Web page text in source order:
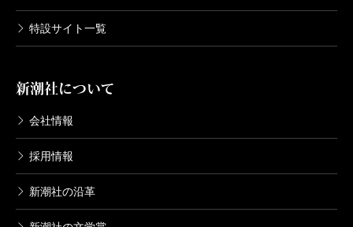
特設サイト一覧
新潮社について
会社情報
採用情報
新潮社の沿革